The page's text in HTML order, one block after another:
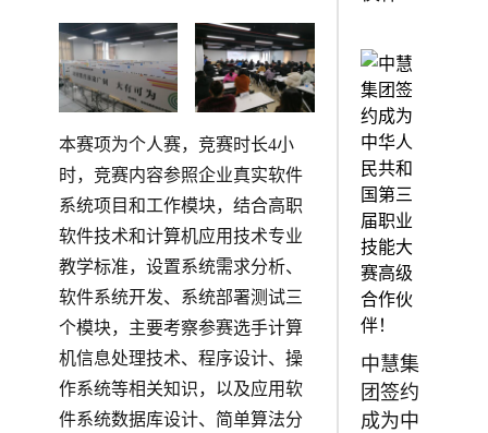
本赛项为个人赛，竞赛时长4小
时，竞赛内容参照企业真实软件
系统项目和工作模块，结合高职
软件技术和计算机应用技术专业
教学标准，设置系统需求分析、
软件系统开发、系统部署测试三
个模块，主要考察参赛选手计算
机信息处理技术、程序设计、操
作系统等相关知识，以及应用软
件系统数据库设计、简单算法分
中慧集
团签约
成为中